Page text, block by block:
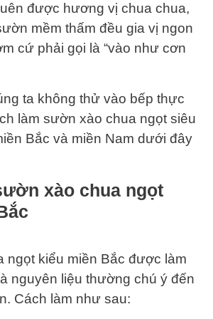
được hương vị chua chua,
mềm thấm đều gia vị ngon
cứ phải gọi là “vào như cơn
ta không thử vào bếp thực
làm sườn xào chua ngọt siêu
Bắc và miền Nam dưới đây
xào chua ngọt
ngọt kiểu miền Bắc được làm
nguyên liệu thường chú ý đến
Cách làm như sau: